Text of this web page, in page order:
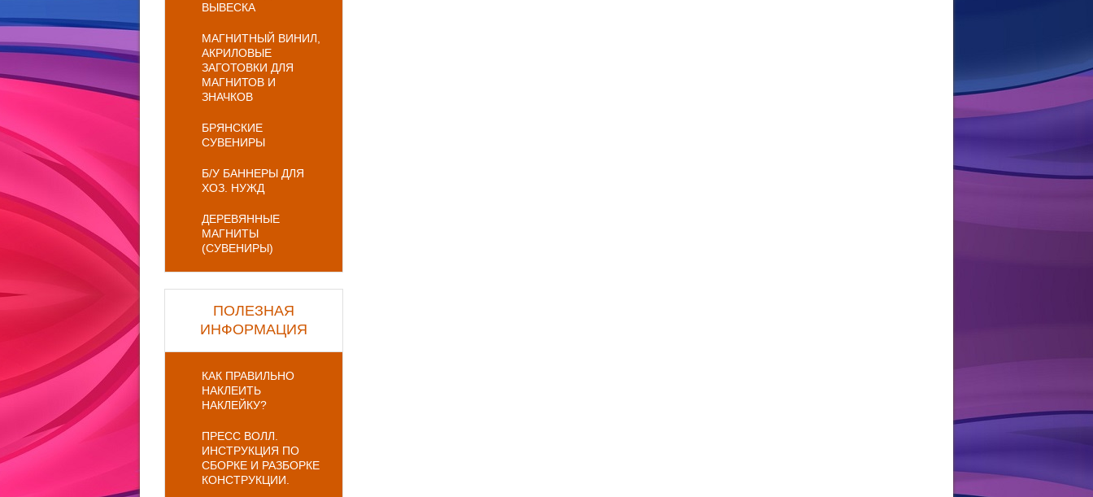
ВЫВЕСКА
МАГНИТНЫЙ ВИНИЛ,
АКРИЛОВЫЕ
ЗАГОТОВКИ ДЛЯ
МАГНИТОВ И
ЗНАЧКОВ
БРЯНСКИЕ
СУВЕНИРЫ
Б/У БАННЕРЫ ДЛЯ
ХОЗ. НУЖД
ДЕРЕВЯННЫЕ
МАГНИТЫ
(СУВЕНИРЫ)
ПОЛЕЗНАЯ
ИНФОРМАЦИЯ
КАК ПРАВИЛЬНО
НАКЛЕИТЬ
НАКЛЕЙКУ?
ПРЕСС ВОЛЛ.
ИНСТРУКЦИЯ ПО
СБОРКЕ И РАЗБОРКЕ
КОНСТРУКЦИИ.